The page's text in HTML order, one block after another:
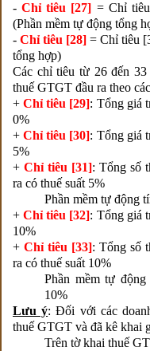
-Chỉ tiêu [27] = Chỉ
(Phần mềm tự động tổng
- Chỉ tiêu [28] = Chỉ tiêu
tổng hợp)
Các chỉ tiêu từ 26 đến
thuế GTGT đầu ra theo
+Chỉ tiêu [29]: Tổng giá
0%
+Chỉ tiêu [30]: Tổng giá
5%
+Chỉ tiêu [31]: Tổng số
ra có thuế suất 5%
Phần mềm tự động
+Chỉ tiêu [32]: Tổng giá
10%
+Chỉ tiêu [33]: Tổng số
ra có thuế suất 10%
Phần mềm tự
10%
Lưu ý: Đối với các
thuế GTGT và đã kê khai
Trên tờ khai thuế